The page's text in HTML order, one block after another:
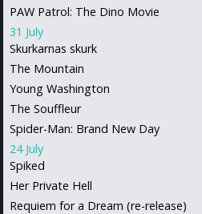
PAW Patrol: The Dino Movie
31 July
Skurkarnas skurk
The Mountain
Young Washington
The Souffleur
Spider-Man: Brand New Day
24 July
Spiked
Her Private Hell
Requiem for a Dream (re-release)